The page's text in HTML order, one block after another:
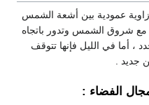
عمودية بين أشعة الشمس
مع شروق الشمس وتدور باتجاه
، أما في الليل فإنها تتوقف
جديد .
الفضاء :